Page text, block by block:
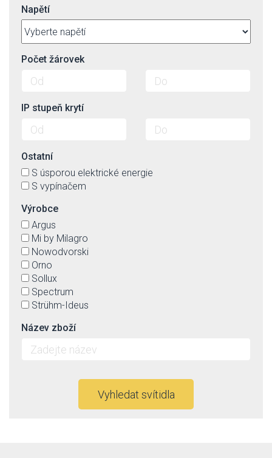
Napětí
Počet žárovek
IP stupeň krytí
Ostatní
S úsporou elektrické energie
S vypínačem
Výrobce
Argus
Mi by Milagro
Nowodvorski
Orno
Sollux
Spectrum
Strühm-Ideus
Název zboží
Vyhledat svítidla